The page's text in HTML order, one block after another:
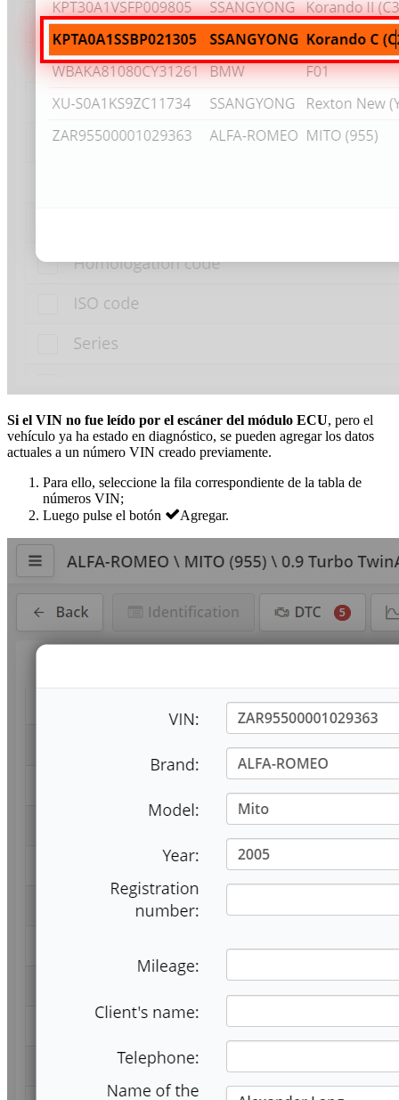
Si el VIN no fue leído por el escáner del módulo ECU, pero el
vehículo ya ha estado en diagnóstico, se pueden agregar los datos
actuales a un número VIN creado previamente.
Para ello, seleccione la fila correspondiente de la tabla de
números VIN;
Luego pulse el botón
Agregar.